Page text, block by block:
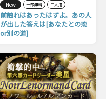
New 一部無料 二人用
前触れはあったはずよ。あの人
が出した答えは[あなたとの恋
or別の道]